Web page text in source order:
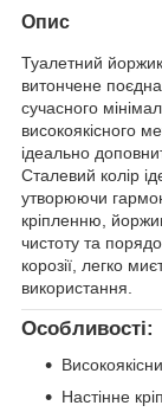
Опис
Туалетний
витончене
сучасного
високоякісного
ідеально
Сталевий колір
утворюючи
кріпленню,
чистоту та
корозії, легко
використання.
Особливості:
Настінне